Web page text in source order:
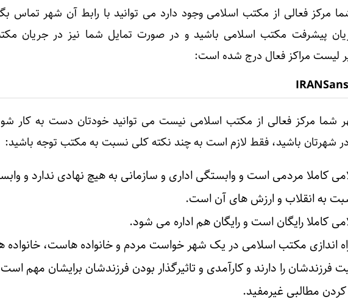
مرکز فعالی از مکتب اسلامی وجود دارد می توانید با رابط آن شهر تماس
پیشرفت مکتب اسلامی باشید و در صورت تمایل شما نیز در جریان
لیست مراکز فعال درج شده است:
شما مرکز فعالی از مکتب اسلامی نیست می توانید خودتان دست به کار
در شهرتان باشید، فقط لازم است به چند نکته کلی نسبت به مکتب توجه باشید:
کاملا مردمی است و وابستگی اداری و سازمانی به هیچ نهادی ندارد و
به انقلاب و ارزش های آن است.
کاملا رایگان است و رایگان هم اداره می شود.
اندازی مکتب اسلامی در یک شهر خواست مردم و خانواده هاست، خانواده
فرزندشان را دارند و کارآمدی و تاثیرگذار بودن فرزندشان برایشان مهم
مطالبی غیرمفید.